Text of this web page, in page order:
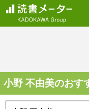
小野 不由美のおす